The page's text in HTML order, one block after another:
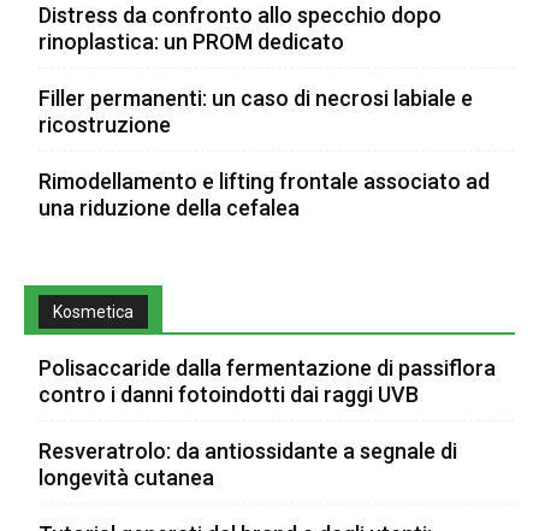
Distress da confronto allo specchio dopo
rinoplastica: un PROM dedicato
Filler permanenti: un caso di necrosi labiale e
ricostruzione
Rimodellamento e lifting frontale associato ad
una riduzione della cefalea
Kosmetica
Polisaccaride dalla fermentazione di passiflora
contro i danni fotoindotti dai raggi UVB
Resveratrolo: da antiossidante a segnale di
longevità cutanea